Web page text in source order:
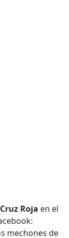
Cruz Roja en el
mechones de